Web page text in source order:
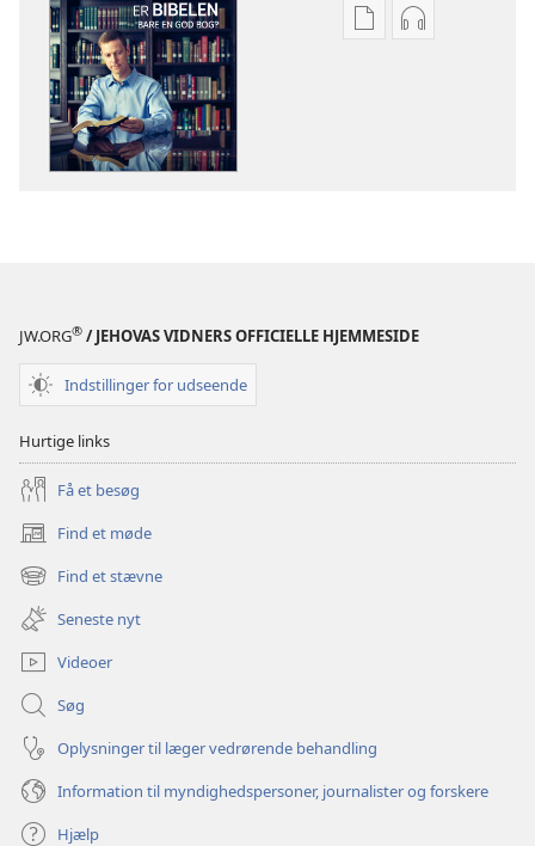
Indstillinger
god
Indstillinger
god
JW.ORG® / JEHOVAS VIDNERS OFFICIELLE HJEMMESIDE
Indstillinger for udseende
Hurtige links
Få et besøg
Find et møde
(åbner
nyt
vindue)
Find et stævne
(åbner
nyt
vindue)
Seneste nyt
Videoer
Søg
Oplysninger til læger vedrørende behandling
Information til myndighedspersoner, journalister og forskere
Hjælp